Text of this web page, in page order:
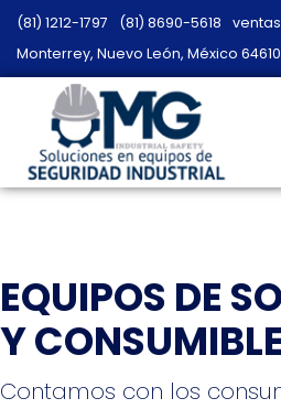
(81) 1212-1797 (81) 8690-5618
Monterrey, Nuevo León, México 64610
EQUIPOS DE
Y
Contamos con los